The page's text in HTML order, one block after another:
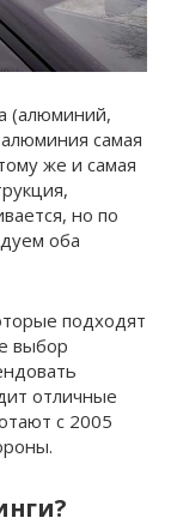
(алюминий,
алюминия самая
же и самая
но по
оба
подходят
выбор
отличные
с 2005